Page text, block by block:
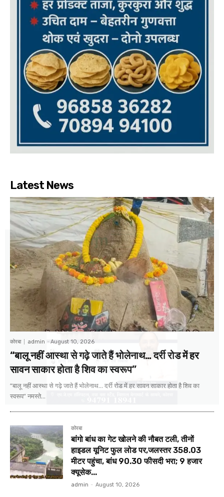
Latest News
कोरबा admin -August 10, 2026
“बालू नहीं आस्था से गढ़े जाते हैं भोलेनाथ… दर्री रोड में हर
सावन साकार होता है शिव का स्वरूप”
“बालू नहीं आस्था से गढ़े जाते हैं भोलेनाथ... दर्री रोड में हर सावन साकार होता है शिव का
स्वरूप” नमस्ते...
कोरबा
बांगो बांध का गेट खोलने की नौबत टली, तीनों
हाइडल यूनिट फुल लोड पर,जलस्तर 358.03
मीटर पहुंचा, बांध 90.30 फीसदी भरा; 9 हजार
क्यूसेक...
admin - August 10, 2026